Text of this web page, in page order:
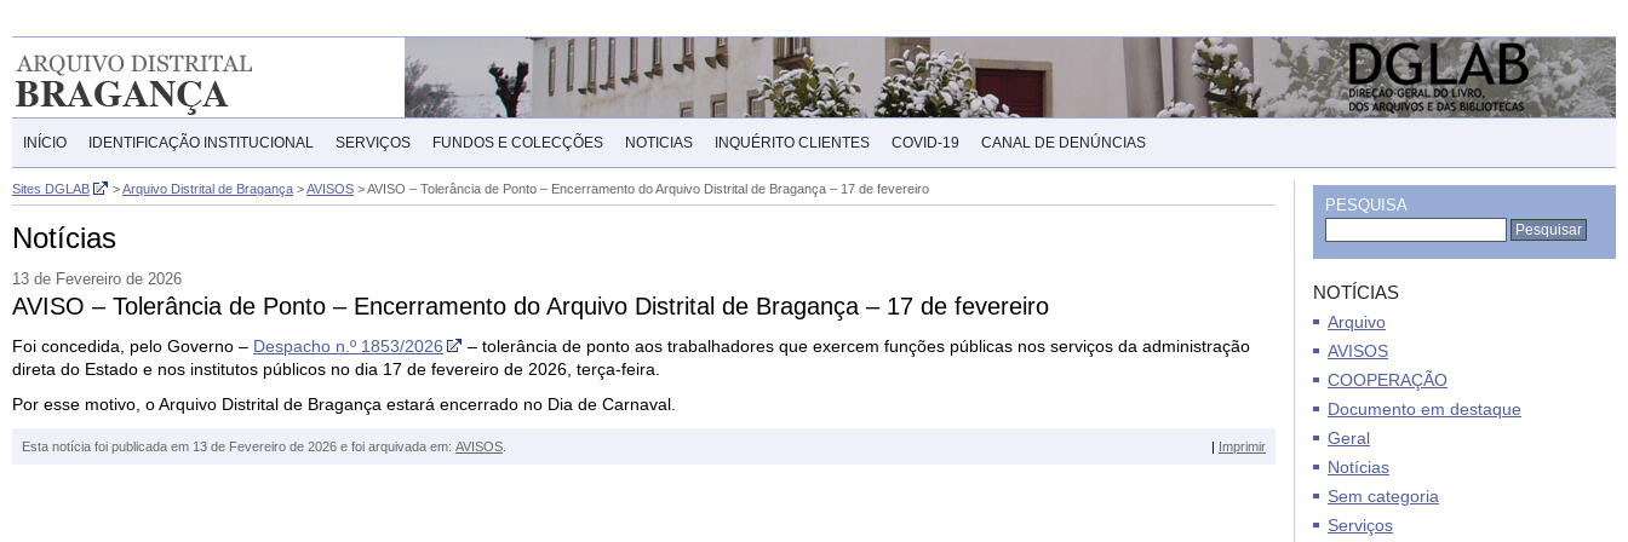
INÍCIO IDENTIFICAÇÃO INSTITUCIONAL SERVIÇOS FUNDOS E COLECÇÕES NOTICIAS INQUÉRITO CLIENTES COVID-19 CANAL DE DENÚNCIAS
Sites DGLAB >Arquivo Distrital de Bragança >AVISOS >AVISO – Tolerância de Ponto – Encerramento do Arquivo Distrital de Bragança – 17 de fevereiro
Notícias
13 de Fevereiro de 2026
AVISO – Tolerância de Ponto – Encerramento do Arquivo Distrital de Bragança – 17 de fevereiro
Foi concedida, pelo Governo – Despacho n.º 1853/2026 – tolerância de ponto aos trabalhadores que exercem funções públicas nos serviços da administração
direta do Estado e nos institutos públicos no dia 17 de fevereiro de 2026, terça-feira.
Por esse motivo, o Arquivo Distrital de Bragança estará encerrado no Dia de Carnaval.
Esta notícia foi publicada em 13 de Fevereiro de 2026 e foi arquivada em: AVISOS | Imprimir
PESQUISA
NOTÍCIAS
Arquivo
AVISOS
COOPERAÇÃO
Documento em destaque
Geral
Notícias
Sem categoria
Serviços